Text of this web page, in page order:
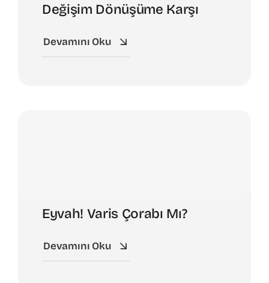
Değişim Dönüşüme Karşı
Devamını Oku
Eyvah! Varis Çorabı Mı?
Devamını Oku